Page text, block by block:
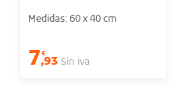
Medidas: 60 x 40 cm
7€
,93 Sin iva